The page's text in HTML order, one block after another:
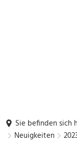
Sie befinden sich
Neuigkeiten